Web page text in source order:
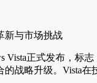
新与市场挑战
Vista正式发布，标志
战略升级。Vista在